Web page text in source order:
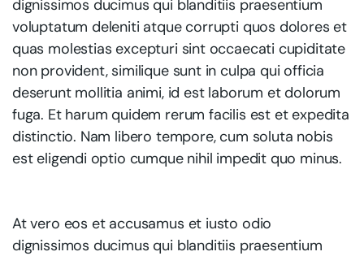
dignissimos ducimus qui blanditiis praesentium
voluptatum deleniti atque corrupti quos dolores et
quas molestias excepturi sint occaecati cupiditate
non provident, similique sunt in culpa qui officia
deserunt mollitia animi, id est laborum et dolorum
fuga. Et harum quidem rerum facilis est et expedita
distinctio. Nam libero tempore, cum soluta nobis
est eligendi optio cumque nihil impedit quo minus.
At vero eos et accusamus et iusto odio
dignissimos ducimus qui blanditiis praesentium